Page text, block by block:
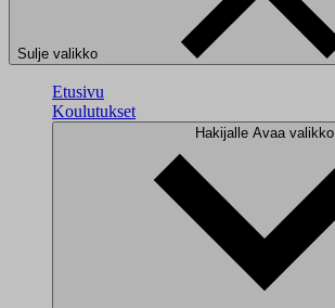
Sulje valikko
Etusivu
Koulutukset
Hakijalle Avaa valikko